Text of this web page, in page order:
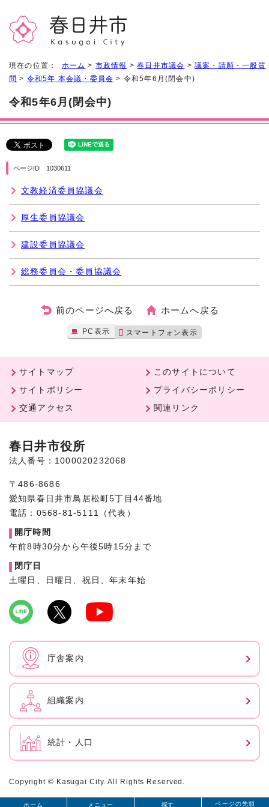
現在の位置： ホーム > 市政情報 >春日井市議会 >議案・請願・一般質
問 > 令和5年 本会議・委員会 > 令和5年6月(閉会中)
令和5年6月(閉会中)
ページID 1030611
文教経済委員協議会
厚生委員協議会
建設委員協議会
総務委員会・委員協議会
前のページへ戻る ホームへ戻る
PC表示 スマートフォン表示
メニュー
ホーム 探す ページの先頭
サイトマップ
このサイトについて
サイトポリシー
プライバシーポリシー
交通アクセス
関連リンク
春日井市役所
法人番号：1000020232068
〒486-8686
愛知県春日井市鳥居松町5丁目44番地
電話：0568-81-5111（代表）
開庁時間
午前8時30分から午後5時15分まで
閉庁日
土曜日、日曜日、祝日、年末年始
庁舎案内
組織案内
統計・人口
Copyright © Kasugai City. All Rights Reserved.